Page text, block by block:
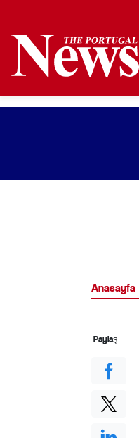
Anasayfa
Paylaş